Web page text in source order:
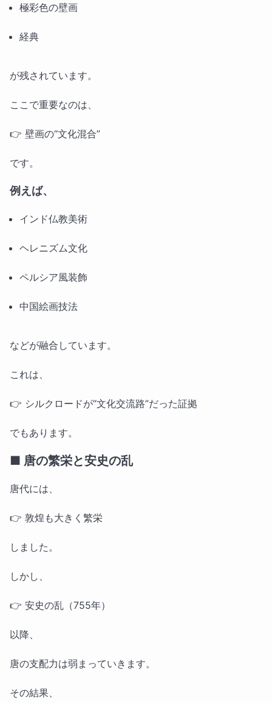
極彩色の壁画
経典
が残されています。
ここで重要なのは、
👉 壁画の“文化混合”
です。
例えば、
インド仏教美術
ヘレニズム文化
ペルシア風装飾
中国絵画技法
などが融合しています。
これは、
👉 シルクロードが“文化交流路”だった証拠
でもあります。
■ 唐の繁栄と安史の乱
唐代には、
👉 敦煌も大きく繁栄
しました。
しかし、
👉 安史の乱（755年）
以降、
唐の支配力は弱まっていきます。
その結果、